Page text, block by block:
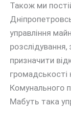
Також ми
управління
розслідування,
призначити
громадськості
Комунального
Мабуть така